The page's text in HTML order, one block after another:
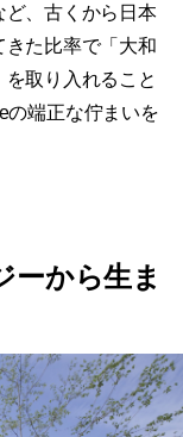
ど、古くから日本
た比率で「大和
取り入れること
の端正な佇まいを
ーから生ま